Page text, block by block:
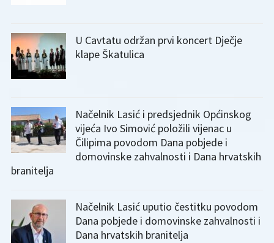
U Cavtatu održan prvi koncert Dječje
klape Škatulica
Načelnik Lasić i predsjednik Općinskog
vijeća Ivo Simović položili vijenac u
Čilipima povodom Dana pobjede i
domovinske zahvalnosti i Dana hrvatskih
branitelja
Načelnik Lasić uputio čestitku povodom
Dana pobjede i domovinske zahvalnosti i
Dana hrvatskih branitelja